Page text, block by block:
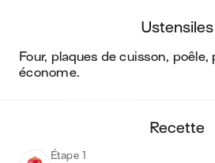
ustensiles
four, plaques de cuisson, poêle, plat à tarte et
économe.
recette
Étape 1